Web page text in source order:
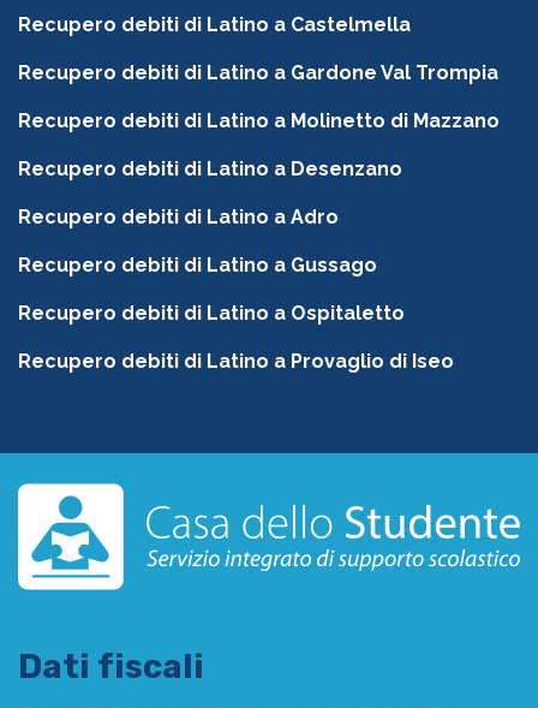
Recupero debiti di Latino a Castelmella
Recupero debiti di Latino a Gardone Val Trompia
Recupero debiti di Latino a Molinetto di Mazzano
Recupero debiti di Latino a Desenzano
Recupero debiti di Latino a Adro
Recupero debiti di Latino a Gussago
Recupero debiti di Latino a Ospitaletto
Recupero debiti di Latino a Provaglio di Iseo
Dati fiscali